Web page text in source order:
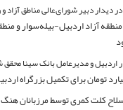
دیدار دبیر شورای‌عالی مناطق آزاد
آزاد اردبیل-بیله‌سوار و
اردبیل و مدیرعامل بانک سینا